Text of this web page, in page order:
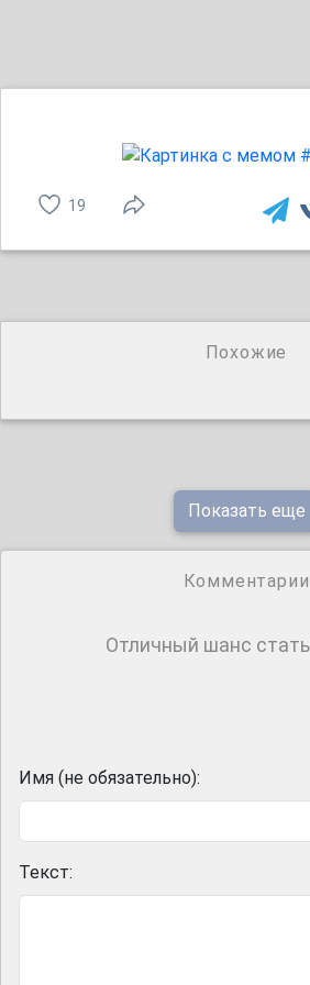
19
Похожие
Показать еще
Комментарии
Отличный шанс
Имя (не обязательно):
Текст: